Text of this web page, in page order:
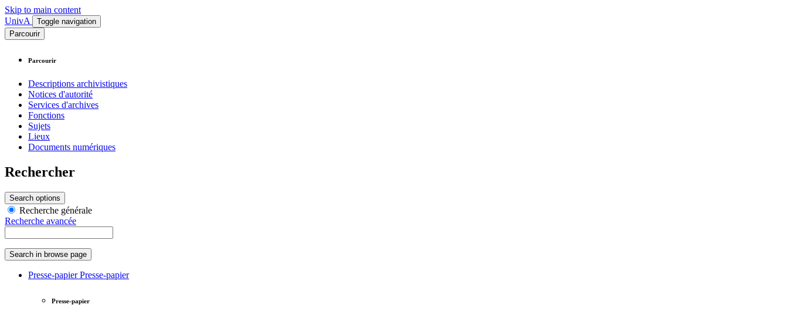
Skip to main content
UnivA
Toggle navigation
Parcourir
Parcourir
Descriptions archivistiques
Notices d'autorité
Services d'archives
Fonctions
Sujets
Lieux
Documents numériques
Rechercher
Search options
Recherche générale
Recherche avancée
Search in browse page
Presse-papierPresse-papier
Presse-papier